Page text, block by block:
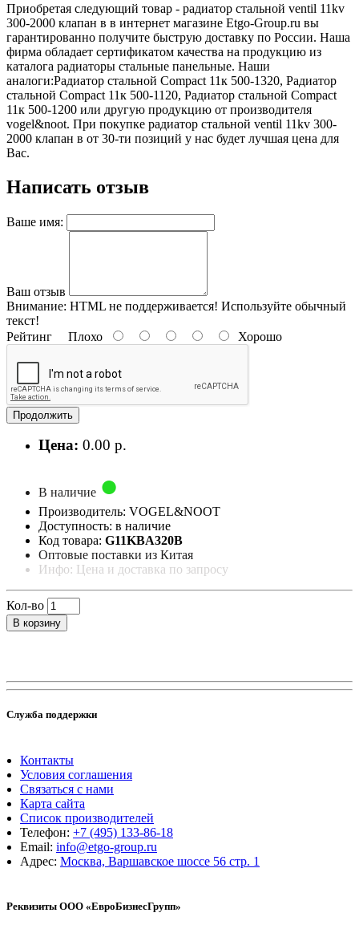
Приобретая следующий товар - радиатор стальной ventil 11kv
300-2000 клапан в в интернет магазине Etgo-Group.ru вы
гарантированно получите быструю доставку по России. Наша
фирма обладает сертификатом качества на продукцию из
каталога радиаторы стальные панельные. Наши
аналоги:Радиатор стальной Compact 11к 500-1320, Радиатор
стальной Compact 11к 500-1120, Радиатор стальной Compact
11к 500-1200 или другую продукцию от производителя
vogel&noot. При покупке радиатор стальной ventil 11kv 300-
2000 клапан в от 30-ти позиций у нас будет лучшая цена для
Вас.
Написать отзыв
Ваше имя:
Ваш отзыв
Внимание: HTML не поддерживается! Используйте обычный
текст!
Рейтинг Плохо Хорошо
Продолжить
Цена: 0.00 р.
В наличие
Производитель: VOGEL&NOOT
Доступность: в наличие
Код товара: G11KBA320B
Оптовые поставки из Китая
Инфо: Цена и доставка по запросу
Кол-во
В корзину
Служба поддержки
Контакты
Условия соглашения
Связаться с нами
Карта сайта
Список производителей
Телефон: +7 (495) 133-86-18
Email: info@etgo-group.ru
Адрес: Москва, Варшавское шоссе 56 стр. 1
Реквизиты ООО «ЕвроБизнесГрупп»